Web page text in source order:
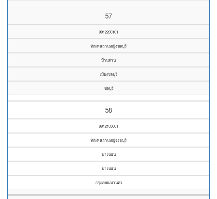
57
9912200101
ทัณฑสถานหญิงชลบุรี
บ้านสวน
เมืองชลบุรี
ชลบุรี
58
9912105001
ทัณฑสถานหญิงธนบุรี
บางบอน
บางบอน
กรุงเทพมหานคร